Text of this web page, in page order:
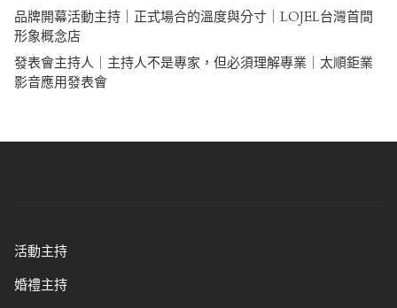
品牌開幕活動主持｜正式場合的溫度與分寸｜LOJEL台灣首間
形象概念店
發表會主持人｜主持人不是專家，但必須理解專業｜太順鉅業
影音應用發表會
活動主持
婚禮主持